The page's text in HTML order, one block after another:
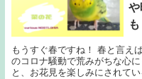
や
も
もうすぐ春ですね！ 春と言え
のコロナ騒動で荒みがちな心
と、お花見を楽しみにされて